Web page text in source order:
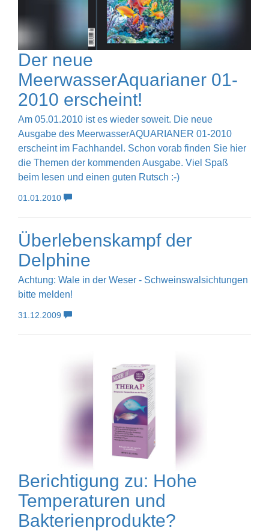
Der neue
MeerwasserAquarianer 01-
2010 erscheint!
Am 05.01.2010 ist es wieder soweit. Die neue
Ausgabe des MeerwasserAQUARIANER 01-2010
erscheint im Fachhandel. Schon vorab finden Sie hier
die Themen der kommenden Ausgabe. Viel Spaß
beim lesen und einen guten Rutsch :-)
01.01.2010
Überlebenskampf der
Delphine
Achtung: Wale in der Weser - Schweinswalsichtungen
bitte melden!
31.12.2009
Berichtigung zu: Hohe
Temperaturen und
Bakterienprodukte?